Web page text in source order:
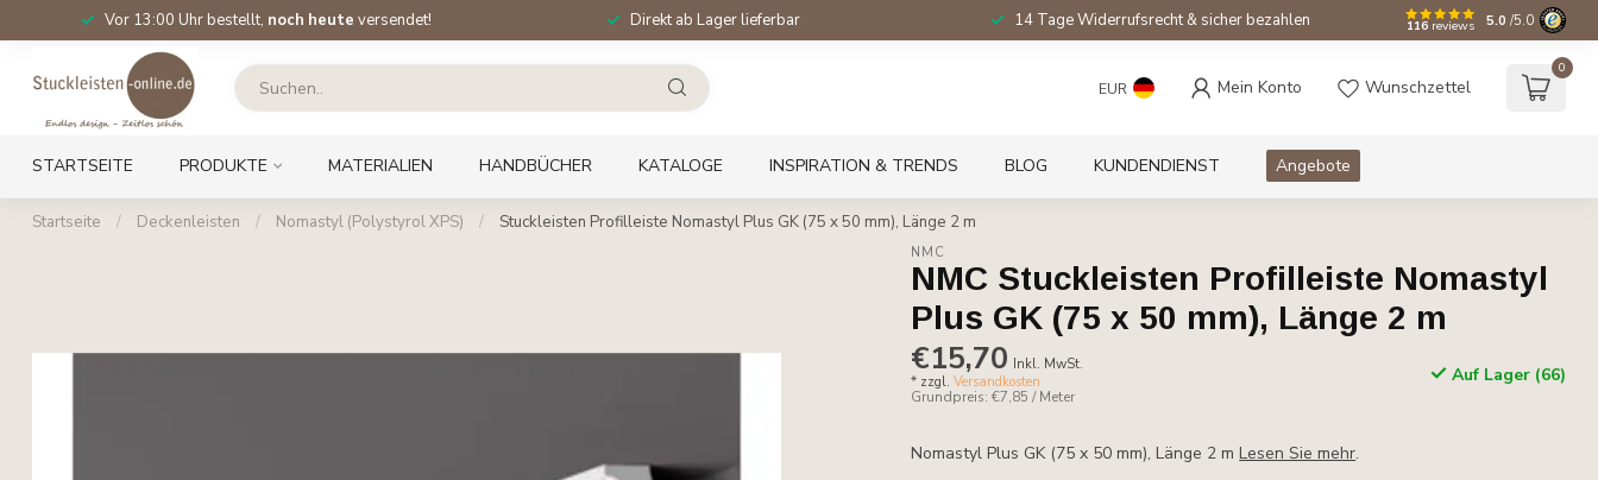
Vor 13:00 Uhr bestellt, noch heute versendet! Direkt ab Lager lieferbar 14 Tage Widerrufsrecht & sicher bezahlen 116 reviews 5.0 /5.0
EUR Mein Konto Wunschzettel
0
STARTSEITE PRODUKTE MATERIALIEN HANDBÜCHER KATALOGE INSPIRATION & TRENDS BLOG KUNDENDIENST Angebote
Startseite / Deckenleisten / Nomastyl (Polystyrol XPS) / Stuckleisten Profilleiste Nomastyl Plus GK (75 x 50 mm), Länge 2 m
NMC
NMC Stuckleisten Profilleiste Nomastyl
Plus GK (75 x 50 mm), Länge 2 m
€15,70 Inkl. MwSt.
* zzgl.Versandkosten
Grundpreis: €7,85 / Meter
Auf Lager (66)
Nomastyl Plus GK (75 x 50 mm), Länge 2 mLesen Sie mehr.